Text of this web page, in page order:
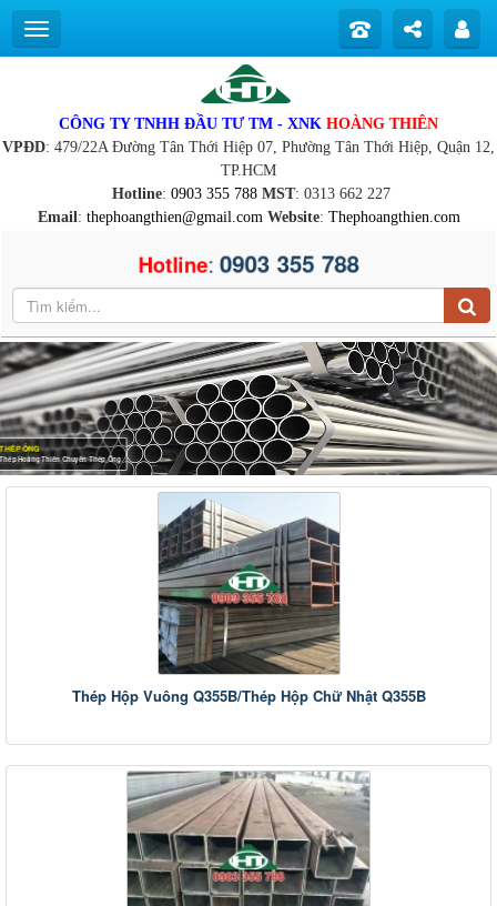
CÔNG TY TNHH ĐẦU TƯ TM - XNK HOÀNG THIÊN
VPĐD: 479/22A Đường Tân Thới Hiệp 07, Phường Tân Thới Hiệp, Quận 12,
TP.HCM
Hotline: 0903 355 788 MST: 0313 662 227
Email: thephoangthien@gmail.com Website: Thephoangthien.com
Hotline: 0903 355 788
THÉP ỐNG
Thép Hoàng Thiên Chuyên Thép Ống
Thép Hộp Vuông Q355B/Thép Hộp Chữ Nhật Q355B